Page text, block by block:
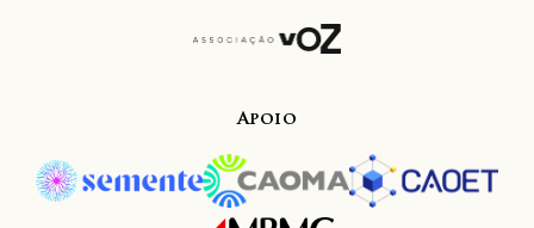
Apoio